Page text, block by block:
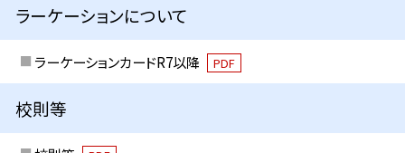
ラーケーションについて
ラーケーションカードR7以降 PDF
校則等